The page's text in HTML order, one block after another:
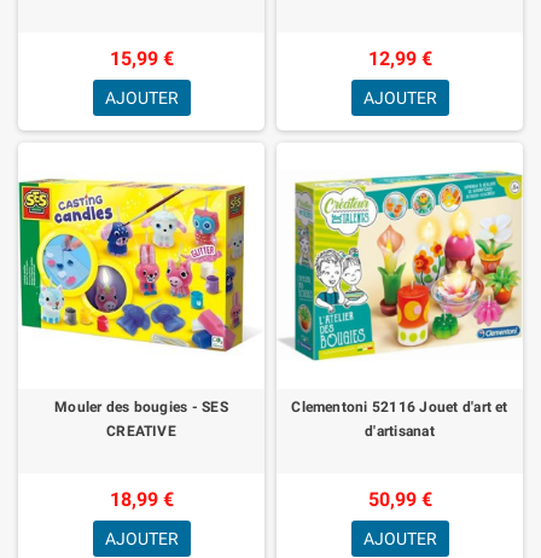
15,99 €
AJOUTER
12,99 €
AJOUTER
Mouler des bougies - SES
CREATIVE
18,99 €
AJOUTER
Clementoni 52116 Jouet d'art et
d'artisanat
50,99 €
AJOUTER